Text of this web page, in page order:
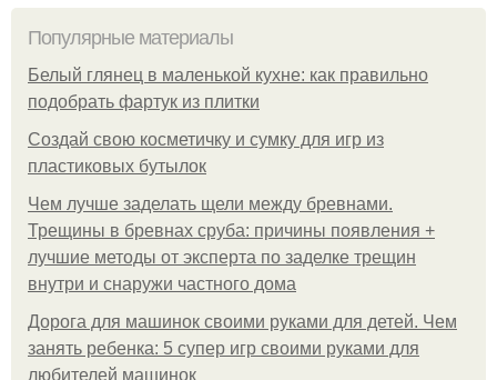
Популярные материалы
Белый глянец в маленькой кухне: как правильно
подобрать фартук из плитки
Создай свою косметичку и сумку для игр из
пластиковых бутылок
Чем лучше заделать щели между бревнами.
Трещины в бревнах сруба: причины появления +
лучшие методы от эксперта по заделке трещин
внутри и снаружи частного дома
Дорога для машинок своими руками для детей. Чем
занять ребенка: 5 супер игр своими руками для
любителей машинок